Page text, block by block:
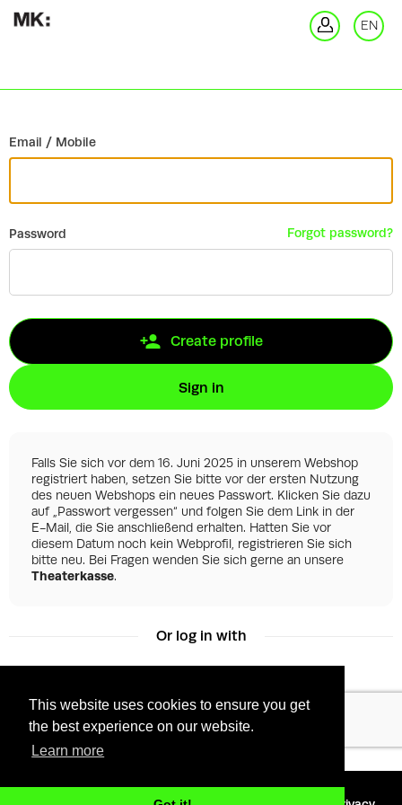
This website uses cookies to ensure you get
the best experience on our website.
Learn more
EN
Email / Mobile
Password Forgot password?
Create profile
Sign in
Falls Sie sich vor dem 16. Juni 2025 in unserem Webshop
registriert haben, setzen Sie bitte vor der ersten Nutzung
des neuen Webshops ein neues Passwort. Klicken Sie dazu
auf „Passwort vergessen“ und folgen Sie dem Link in der
E-Mail, die Sie anschließend erhalten. Hatten Sie vor
diesem Datum noch kein Webprofil, registrieren Sie sich
bitte neu. Bei Fragen wenden Sie sich gerne an unsere
Theaterkasse.
Or log in with
Facebook